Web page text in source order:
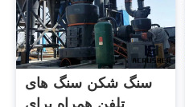
سنگ شکن سنگ های